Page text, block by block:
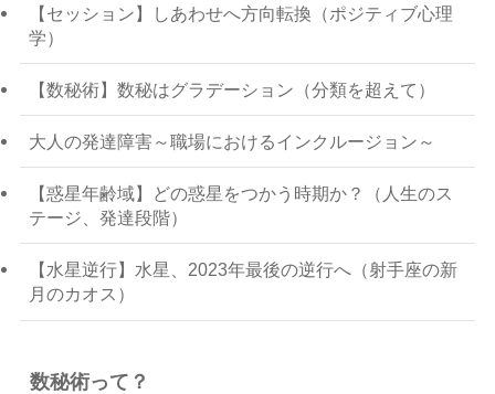
【セッション】しあわせへ方向転換（ポジティブ心理
学）
【数秘術】数秘はグラデーション（分類を超えて）
大人の発達障害～職場におけるインクルージョン～
【惑星年齢域】どの惑星をつかう時期か？（人生のス
テージ、発達段階）
【水星逆行】水星、2023年最後の逆行へ（射手座の新
月のカオス）
数秘術って？